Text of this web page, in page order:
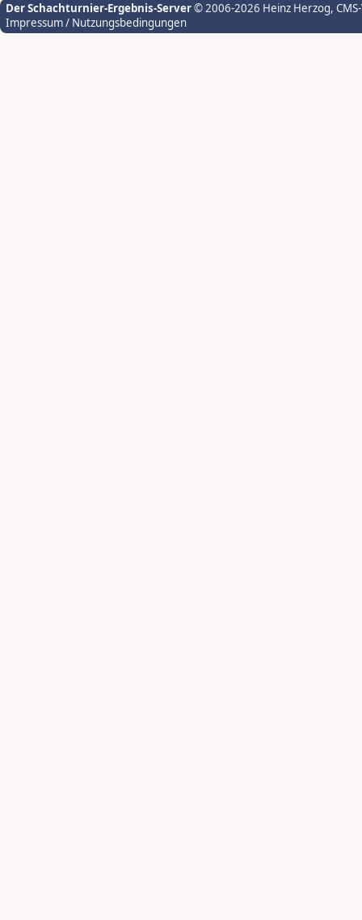
Der Schachturnier-Ergebnis-Server© 2006-2026 Heinz Herzog,
Impressum / Nutzungsbedingungen